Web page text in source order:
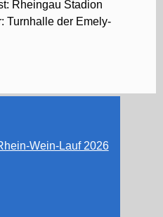
Rheingau Stadion
der Emely-
Wein-Lauf 2026